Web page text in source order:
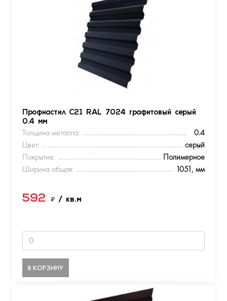
Профнастил С21 RAL 7024 графитовый серый
0.4 мм
Толщина металла:
0.4
Цвет:
серый
Покрытие:
Полимерное
Ширина общая:
1051, мм
592 ₽ / кв.м
В КОРЗИНУ